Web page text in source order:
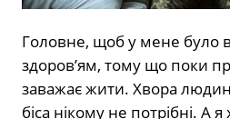
Головне, щоб у мене було
здоров’ям, тому що поки
заважає жити. Хвора
біса нікому не потрібні. А